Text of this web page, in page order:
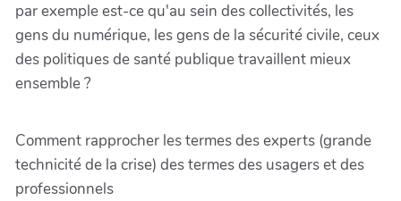
par exemple est-ce qu'au sein des collectivités, les
gens du numérique, les gens de la sécurité civile, ceux
des politiques de santé publique travaillent mieux
ensemble ?
Comment rapprocher les termes des experts (grande
technicité de la crise) des termes des usagers et des
professionnels